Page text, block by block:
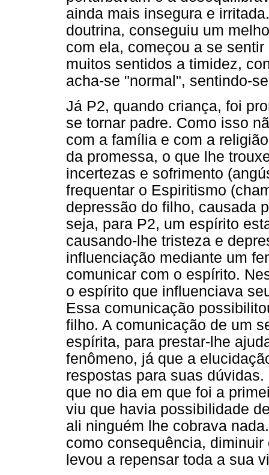
ainda mais insegura e
doutrina, conseguiu um
com ela, começou a se
muitos sentidos a timidez,
acha-se "normal", sentindo-
Já P2, quando criança, foi
se tornar padre. Como isso
com a família e com a
da promessa, o que lhe
incertezas e sofrimento
frequentar o Espiritismo
depressão do filho, causada
seja, para P2, um espírito
causando-lhe tristeza e
influenciação mediante um
comunicar com o espírito.
o espírito que influenciava
Essa comunicação
filho. A comunicação de um
espírita, para prestar-lhe
fenômeno, já que a
respostas para suas
que no dia em que foi a
viu que havia possibilidade
ali ninguém lhe cobrava
como consequência,
levou a repensar toda a sua